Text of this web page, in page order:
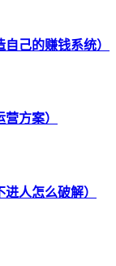
己的赚钱系统）
方案）
人怎么破解）